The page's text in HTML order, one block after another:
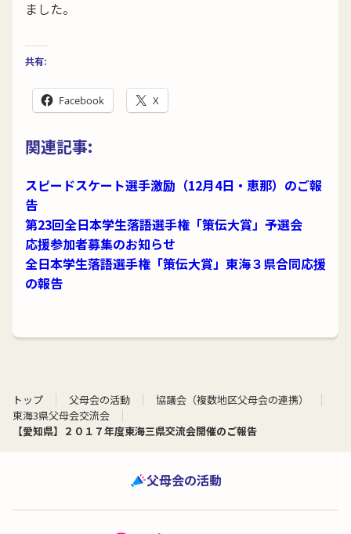
ました。
共有:
Facebook X
関連記事:
スピードスケート選手激励（12月4日・恵那）のご報
告
第23回全日本学生落語選手権「策伝大賞」予選会
応援参加者募集のお知らせ
全日本学生落語選手権「策伝大賞」東海３県合同応援
の報告
トップ 父母会の活動
協議会（複数地区父母会の連携）
東海3県父母会交流会
【愛知県】２０１７年度東海三県交流会開催のご報告
父母会の活動